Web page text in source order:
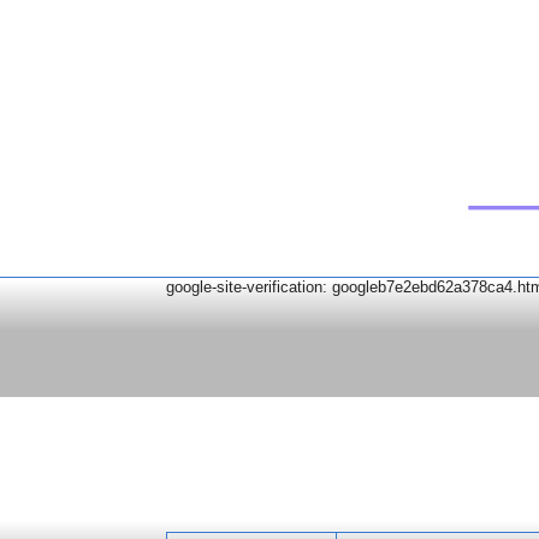
google-site-verification: